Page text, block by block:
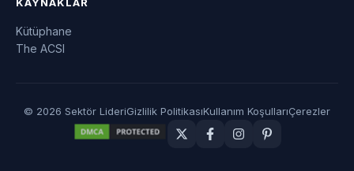
KAYNAKLAR
Kütüphane
The ACSI
© 2026 Sektör LideriGizlilik PolitikasıKullanım KoşullarıÇerezler